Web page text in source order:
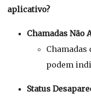
aplicativo?
Chamadas Não
podem
Status